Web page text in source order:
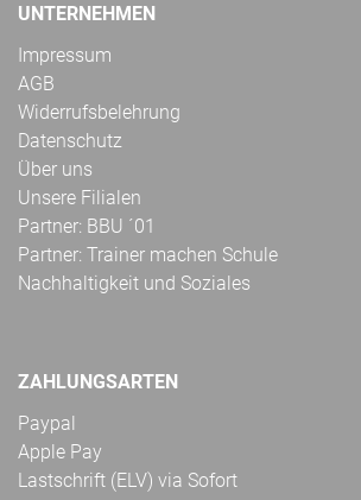
UNTERNEHMEN
Impressum
AGB
Widerrufsbelehrung
Datenschutz
Über uns
Unsere Filialen
Partner: BBU ´01
Partner: Trainer machen Schule
Nachhaltigkeit und Soziales
ZAHLUNGSARTEN
Paypal
Apple Pay
Lastschrift (ELV) via Sofort